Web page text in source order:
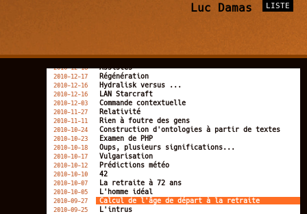
LISTE
Luc Damas
La souris : le pire outil de l'informatique
2010-12-19 Lisez le sujet
2010-12-18 Assistés
2010-12-17 Régénération
2010-12-16 Hydralisk versus ...
2010-12-16 LAN Starcraft
2010-12-03 Commande contextuelle
2010-11-27 Relativité
2010-11-11 Rien à foutre des gens
2010-10-24 Construction d'ontologies à partir de textes
2010-10-23 Examen de PHP
2010-10-18 Oups, plusieurs significations...
2010-10-17 Vulgarisation
2010-10-12 Prédictions météo
2010-10-10 42
2010-10-07 La retraite à 72 ans
2010-10-05 L'homme idéal
2010-09-27 Calcul de l'âge de départ à la retraite
2010-09-25 L'intrus